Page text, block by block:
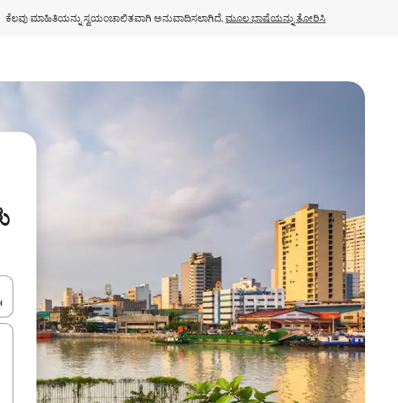
ಕೆಲವು ಮಾಹಿತಿಯನ್ನು ಸ್ವಯಂಚಾಲಿತವಾಗಿ ಅನುವಾದಿಸಲಾಗಿದೆ. ಮೂಲ ಭಾಷೆಯನ್ನು ತೋರಿಸಿ
ನ್ಯಾವಿಗೇಟ್ ಮಾಡಿ ಅಥವಾ ಸ್ಪರ್ಶ ಅಥವಾ ಸ್ವೈಪ್ ಗೆಸ್ಚರ್‌ಗಳ ಮೂಲಕ ಅನ್ವೇಷಿಸಿ.